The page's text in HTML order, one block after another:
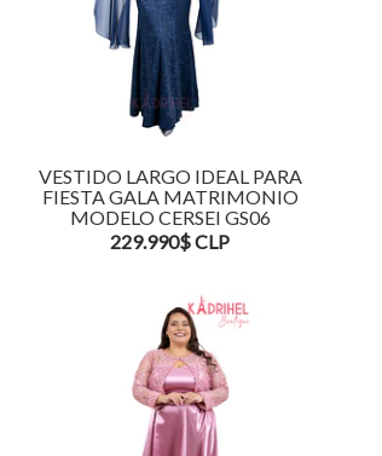
VESTIDO LARGO IDEAL PARA
FIESTA GALA MATRIMONIO
MODELO CERSEI GS06
229.990$ CLP